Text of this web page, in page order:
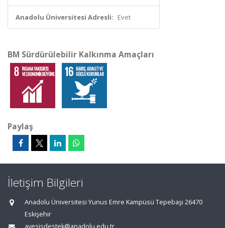
Anadolu Üniversitesi Adresli: Evet
BM Sürdürülebilir Kalkınma Amaçları
Paylaş
İletişim Bilgileri
Anadolu Üniversitesi Yunus Emre Kampüsü Tepebaşı 26470
Eskişehir
avesisdestek@anadolu.edu.tr